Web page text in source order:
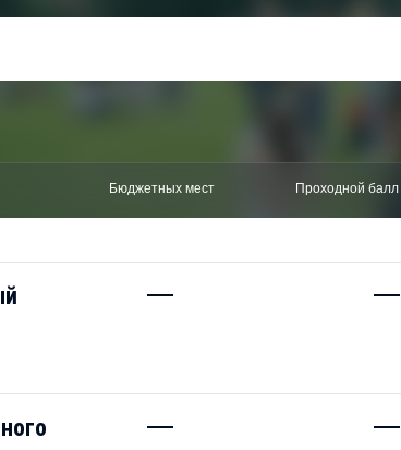
Бюджетных мест Проходной балл
— —
— —